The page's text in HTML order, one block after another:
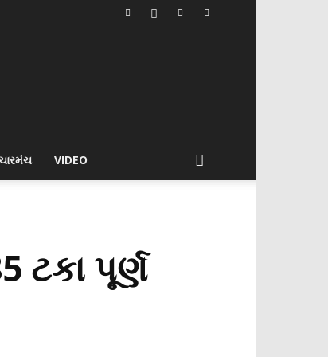
VIDEO
ટકા પૂર્ણ